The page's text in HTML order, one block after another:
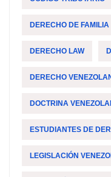
DERECHO DE FAMILIA
DERECHO LAW
DERECHO
DOCTRINA
ESTUDIANTES DE
LEGISLACIÓN